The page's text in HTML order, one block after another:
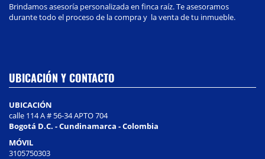
Brindamos asesoría personalizada en finca raíz. Te asesoramos
durante todo el proceso de la compra y la venta de tu inmueble.
UBICACIÓN Y CONTACTO
UBICACIÓN
calle 114 A # 56-34 APTO 704
Bogotá D.C. - Cundinamarca - Colombia
MÓVIL
3105750303